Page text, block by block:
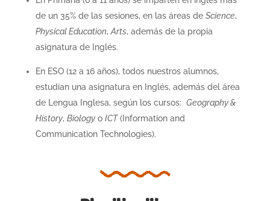
de un 35% de las sesiones, en las áreas de Science,
Physical Education,Arts, además de la propia
asignatura de Inglés.
En ESO (12 a 16 años), todos nuestros alumnos,
estudian una asignatura en Inglés, además del área
de Lengua Inglesa, según los cursos: Geography &
History, Biologyo ICT(Information and
Communication Technologies).